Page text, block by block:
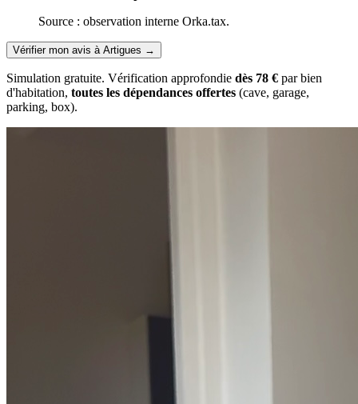
Source : observation interne Orka.tax.
Vérifier mon avis à Artigues →
Simulation gratuite. Vérification approfondie dès 78 € par bien
d'habitation, toutes les dépendances offertes (cave, garage,
parking, box).